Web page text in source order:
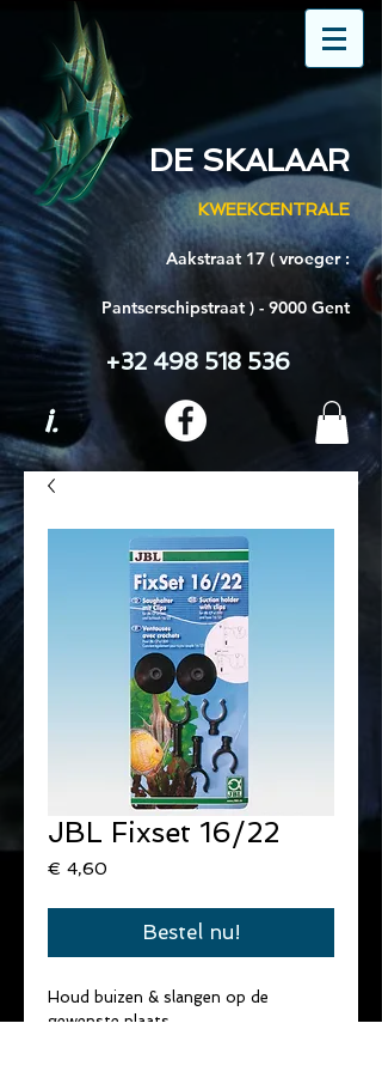
DE SKALAAR
KWEEKCENTRALE
Aakstraat 17 ( vroeger :
Pantserschipstraat ) - 9000 Gent
+32 498 518 536
i.
JBL Fixset 16/22
€ 4,60
Bestel nu!
Houd buizen & slangen op de
gewenste plaats.